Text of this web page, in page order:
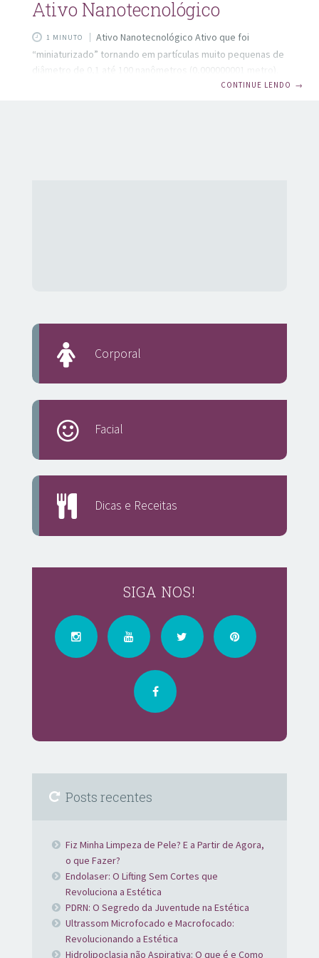
Ativo Nanotecnológico
1 MINUTO
Ativo Nanotecnológico Ativo que foi
“miniaturizado” tornando em partículas muito pequenas de
diâmetro de 0,1 até 100 nanômetros (0,000000001 metro).
Incrível o tamanho dele, para ter uma ideia, um átomo tem
CONTINUE LENDO →
Corporal
Facial
Dicas e Receitas
SIGA NOS!
Posts recentes
Fiz Minha Limpeza de Pele? E a Partir de Agora,
o que Fazer?
Endolaser: O Lifting Sem Cortes que
Revoluciona a Estética
PDRN: O Segredo da Juventude na Estética
Ultrassom Microfocado e Macrofocado:
Revolucionando a Estética
Hidrolipoclasia não Aspirativa: O que é e Como